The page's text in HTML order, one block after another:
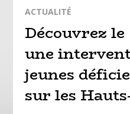
ACTUALITÉ
Découvrez
une
jeunes
sur les